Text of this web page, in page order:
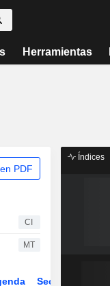
Herramientas
PDF
CI
MT
Sector
Índices